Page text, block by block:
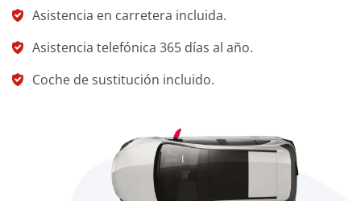
Asistencia en carretera incluida.
Asistencia telefónica 365 días al año.
Coche de sustitución incluido.